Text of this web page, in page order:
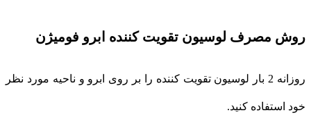
روش مصرف لوسیون تقویت کننده ابرو فومیژن
روزانه 2 بار لوسیون تقویت کننده را بر روی ابرو و ناحیه مورد نظر
خود استفاده کنید.